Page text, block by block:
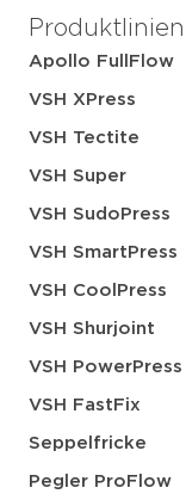
Produktlinien
Apollo FullFlow
VSH XPress
VSH Tectite
VSH Super
VSH SudoPress
VSH SmartPress
VSH CoolPress
VSH Shurjoint
VSH PowerPress
VSH FastFix
Seppelfricke
Pegler ProFlow